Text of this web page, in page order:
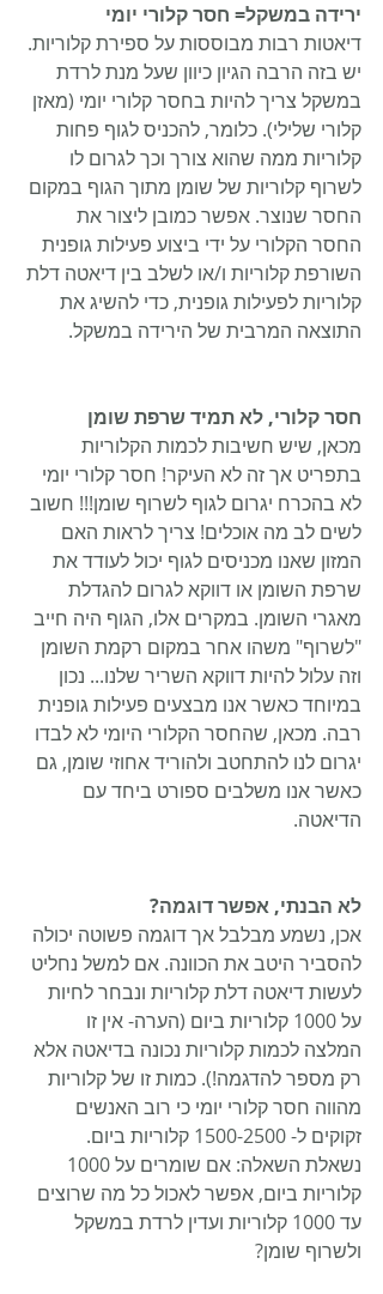
ירידה במשקל= חסר קלורי יומי
דיאטות רבות מבוססות על ספירת קלוריות.
יש בזה הרבה הגיון כיוון שעל מנת לרדת
במשקל צריך להיות בחסר קלורי יומי (מאזן
קלורי שלילי). כלומר, להכניס לגוף פחות
קלוריות ממה שהוא צורך וכך לגרום לו
לשרוף קלוריות של שומן מתוך הגוף במקום
החסר שנוצר. אפשר כמובן ליצור את
החסר הקלורי על ידי ביצוע פעילות גופנית
השורפת קלוריות ו/או לשלב בין דיאטה דלת
קלוריות לפעילות גופנית, כדי להשיג את
התוצאה המרבית של הירידה במשקל.
חסר קלורי, לא תמיד שרפת שומן
מכאן, שיש חשיבות לכמות הקלוריות
בתפריט אך זה לא העיקר! חסר קלורי יומי
לא בהכרח יגרום לגוף לשרוף שומן!!! חשוב
לשים לב מה אוכלים! צריך לראות האם
המזון שאנו מכניסים לגוף יכול לעודד את
שרפת השומן או דווקא לגרום להגדלת
מאגרי השומן. במקרים אלו, הגוף היה חייב
"לשרוף" משהו אחר במקום רקמת השומן
וזה עלול להיות דווקא השריר שלנו... נכון
במיוחד כאשר אנו מבצעים פעילות גופנית
רבה. מכאן, שהחסר הקלורי היומי לא לבדו
יגרום לנו להתחטב ולהוריד אחוזי שומן, גם
כאשר אנו משלבים ספורט ביחד עם
הדיאטה.
לא הבנתי, אפשר דוגמה?
אכן, נשמע מבלבל אך דוגמה פשוטה יכולה
להסביר היטב את הכוונה. אם למשל נחליט
לעשות דיאטה דלת קלוריות ונבחר לחיות
על 1000 קלוריות ביום (הערה- אין זו
המלצה לכמות קלוריות נכונה בדיאטה אלא
רק מספר להדגמה!). כמות זו של קלוריות
מהווה חסר קלורי יומי כי רוב האנשים
זקוקים ל- 1500-2500 קלוריות ביום.
קלוריות ביום, אפשר לאכול כל מה שרוצים
עד 1000 קלוריות ועדין לרדת במשקל
ולשרוף שומן?